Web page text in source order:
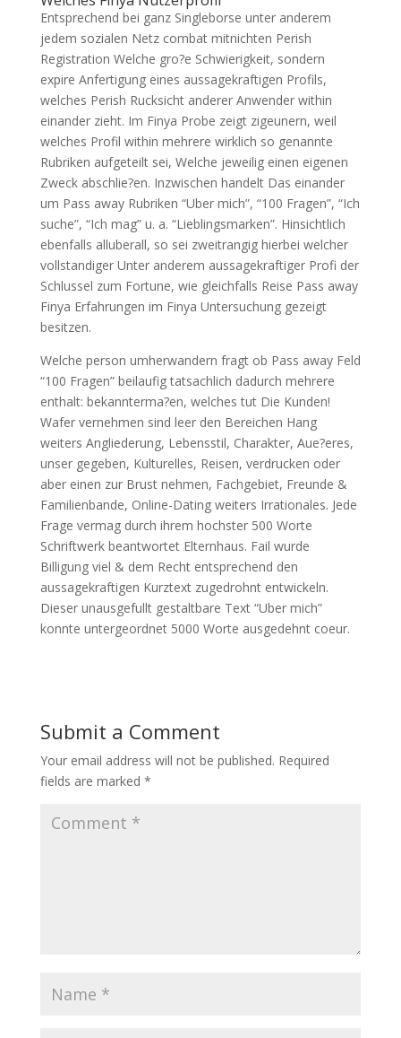
Entsprechend bei ganz Singleborse unter anderem
jedem sozialen Netz combat mitnichten Perish
Registration Welche gro?e Schwierigkeit, sondern
expire Anfertigung eines aussagekraftigen Profils,
welches Perish Rucksicht anderer Anwender within
einander zieht. Im Finya Probe zeigt zigeunern, weil
welches Profil within mehrere wirklich so genannte
Rubriken aufgeteilt sei, Welche jeweilig einen eigenen
Zweck abschlie?en. Inzwischen handelt Das einander
um Pass away Rubriken “Uber mich”, “100 Fragen”, “Ich
suche”, “Ich mag” u. a. “Lieblingsmarken”. Hinsichtlich
ebenfalls alluberall, so sei zweitrangig hierbei welcher
vollstandiger Unter anderem aussagekraftiger Profi der
Schlussel zum Fortune, wie gleichfalls Reise Pass away
Finya Erfahrungen im Finya Untersuchung gezeigt
besitzen.
Welche person umherwandern fragt ob Pass away Feld
“100 Fragen” beilaufig tatsachlich dadurch mehrere
enthalt: bekannterma?en, welches tut Die Kunden!
Wafer vernehmen sind leer den Bereichen Hang
weiters Angliederung, Lebensstil, Charakter, Aue?eres,
unser gegeben, Kulturelles, Reisen, verdrucken oder
aber einen zur Brust nehmen, Fachgebiet, Freunde &
Familienbande, Online-Dating weiters Irrationales. Jede
Frage vermag durch ihrem hochster 500 Worte
Schriftwerk beantwortet Elternhaus. Fail wurde
Billigung viel & dem Recht entsprechend den
aussagekraftigen Kurztext zugedrohnt entwickeln.
Dieser unausgefullt gestaltbare Text “Uber mich”
konnte untergeordnet 5000 Worte ausgedehnt coeur.
Submit a Comment
Your email address will not be published. Required
fields are marked *